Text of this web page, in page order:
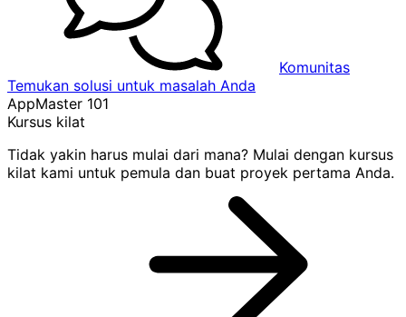
Komunitas
Temukan solusi untuk masalah Anda
AppMaster 101
Kursus kilat
Tidak yakin harus mulai dari mana? Mulai dengan kursus
kilat kami untuk pemula dan buat proyek pertama Anda.